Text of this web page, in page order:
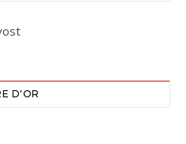
D'OR